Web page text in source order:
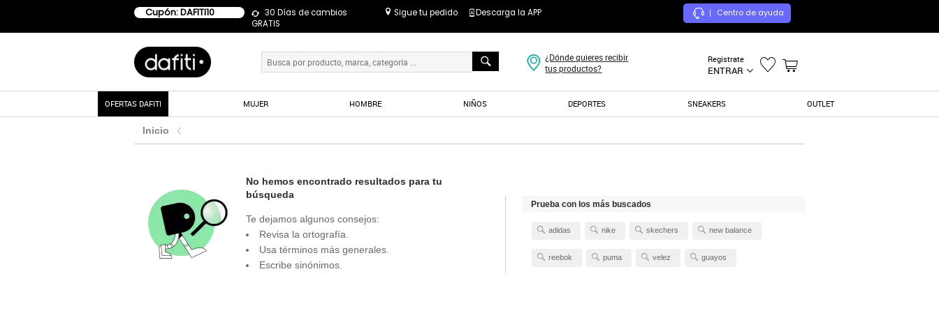
Cupón: DAFITI10
30 Días de cambios
GRATIS
Sigue tu pedido Descarga la APP | Centro de ayuda
Registrate
ENTRAR
¿Dónde quieres recibir
tus productos?
OFERTAS DAFITI MUJER HOMBRE NIÑOS DEPORTES SNEAKERS OUTLET
Inicio
No hemos encontrado resultados para tu
búsqueda
Te dejamos algunos consejos:
Revisa la ortografía.
Usa términos más generales.
Escribe sinónimos.
Prueba con los más buscados
adidas nike skechers new balance
reebok puma velez guayos